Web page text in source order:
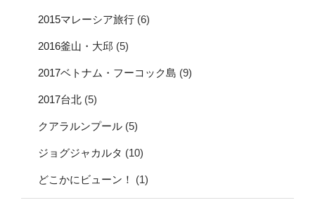
2015マレーシア旅行 (6)
2016釜山・大邱 (5)
2017ベトナム・フーコック島 (9)
2017台北 (5)
クアラルンプール (5)
ジョグジャカルタ (10)
どこかにビューン！ (1)